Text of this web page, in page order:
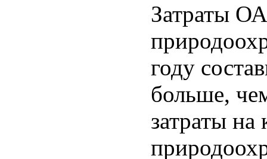
Затраты
году
больше,
затраты на